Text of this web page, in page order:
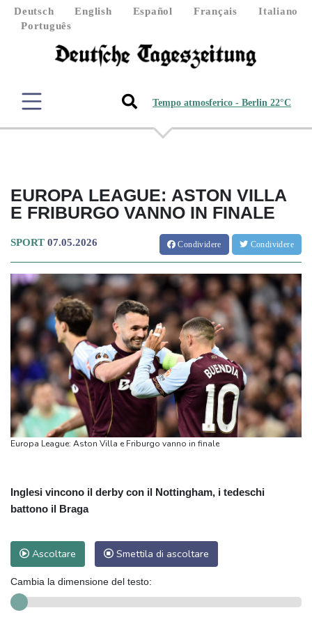
Deutsch English Español Français
Italiano
Português
Tempo atmosferico - Berlin 22°C
EUROPA LEAGUE: ASTON VILLA
E FRIBURGO VANNO IN FINALE
SPORT 07.05.2026 Condividere Condividere
Europa League: Aston Villa e Friburgo vanno in finale
Inglesi vincono il derby con il Nottingham, i tedeschi
battono il Braga
Ascoltare Smettila di ascoltare
Cambia la dimensione del testo: